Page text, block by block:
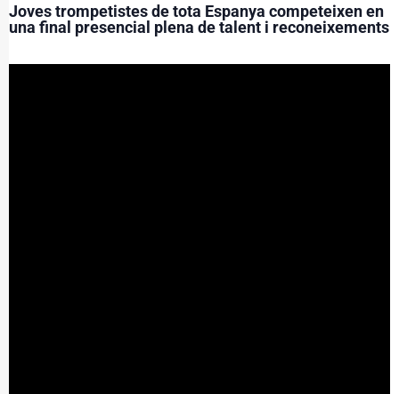
Joves trompetistes de tota Espanya competeixen en
una final presencial plena de talent i reconeixements